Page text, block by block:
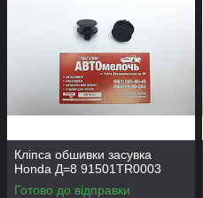
Кліпса обшивки засувка
Honda Д=8 91501TR0003
Готово до відправки